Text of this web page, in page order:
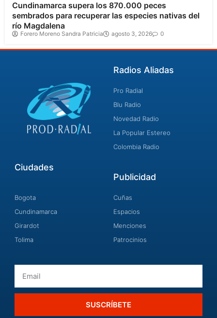
Cundinamarca supera los 870.000 peces
sembrados para recuperar las especies nativas del
río Magdalena
Forero Moreno Sandra Patricia agosto 3, 2026 0
Radios Aliadas
Pro Radial
Blu Radio
Novedad Radio
La Popular Estereo
Colombia Radio
Ciudades
Bogota
Cundinamarca
Girardot
Tolima
Publicidad
Cuñas
Espacios
Menciones
Patrocinios
SUSCRÍBETE